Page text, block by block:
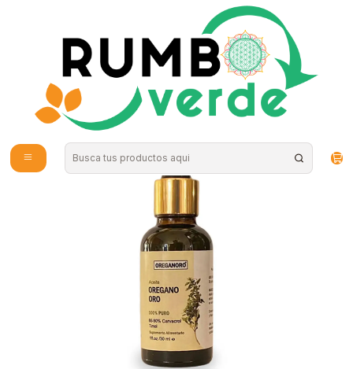
Envío gratis por compras sobre los 59.990 en la provincia de Santiago
Probióticos y Digestión
Aceite de Orégano Oro 100% natural 30 ml MadreTierra